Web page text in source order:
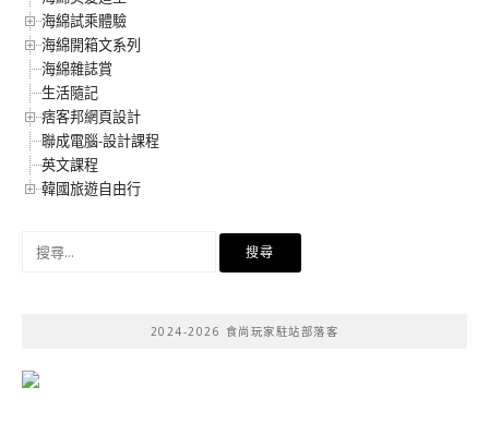
海綿試乘體驗
海綿開箱文系列
海綿雜誌賞
生活隨記
痞客邦網頁設計
聯成電腦-設計課程
英文課程
韓國旅遊自由行
2024-2026 食尚玩家駐站部落客